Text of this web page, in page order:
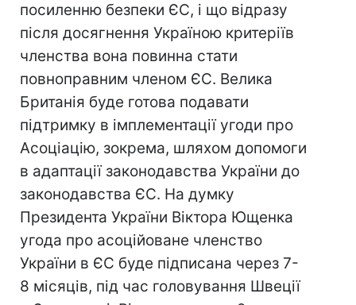
посиленню безпеки ЄС, і що відразу
після досягнення Україною критеріїв
членства вона повинна стати
повноправним членом ЄС. Велика
Британія буде готова подавати
підтримку в імплементації угоди про
Асоціацію, зокрема, шляхом допомоги
в адаптації законодавства України до
законодавства ЄС. На думку
Президента України Віктора Ющенка
угода про асоційоване членство
України в ЄС буде підписана через 7-
8 місяців, під час головування Швеції